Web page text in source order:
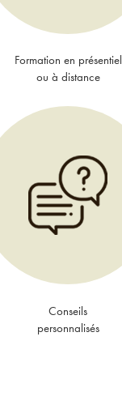
Formation en présentiel
ou à distance
Conseils
personnalisés